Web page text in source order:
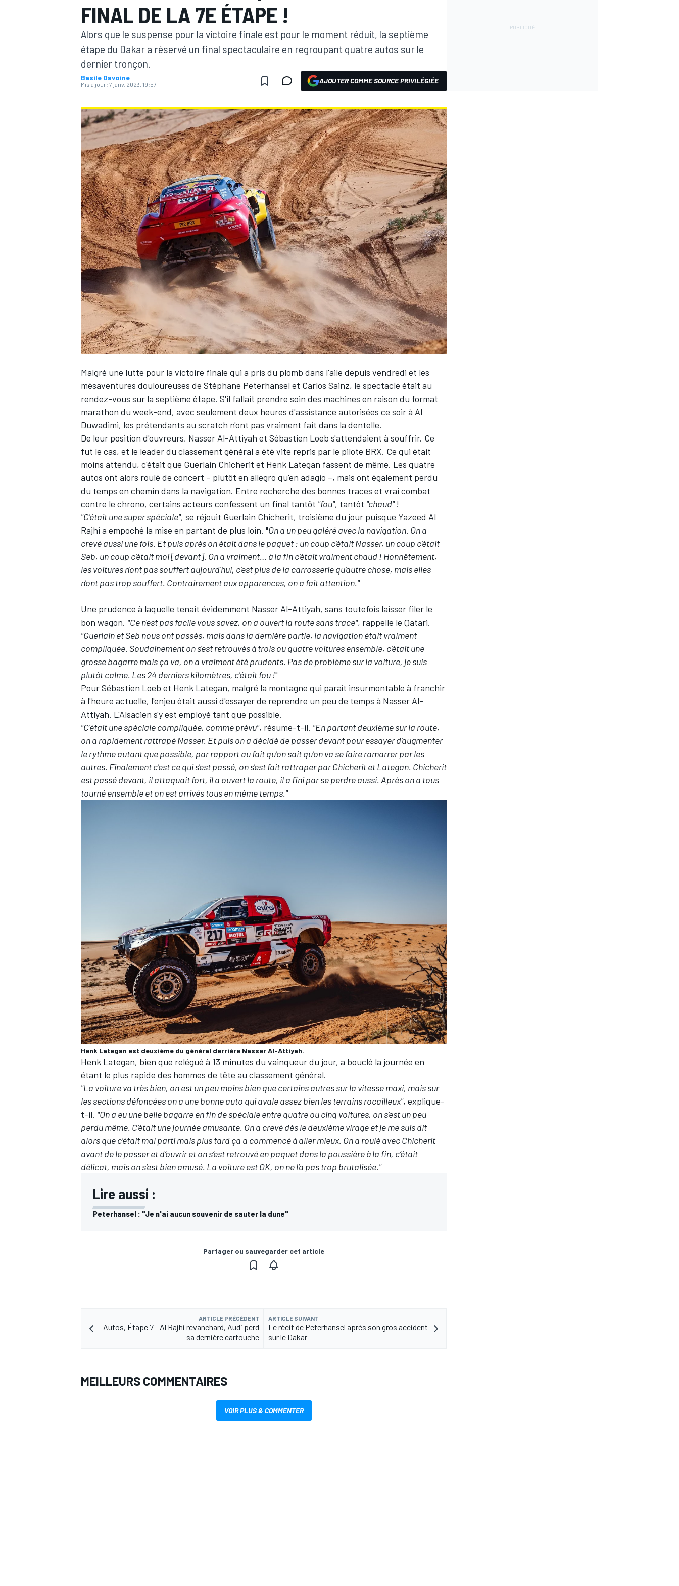
MOTOGP
WRC
WEC
AUTRES CHAMPIONNATS
FINAL DE LA 7E ÉTAPE !
Alors que le suspense pour la victoire finale est pour le moment réduit, la septième
étape du Dakar a réservé un final spectaculaire en regroupant quatre autos sur le
dernier tronçon.
Basile Davoine
Mis à jour: 7 janv. 2023, 19:57 AJOUTER COMME SOURCE PRIVILÉGIÉE
Malgré une lutte pour la victoire finale qui a pris du plomb dans l'aile depuis vendredi et les
mésaventures douloureuses de Stéphane Peterhansel et Carlos Sainz, le spectacle était au
rendez-vous sur la septième étape. S'il fallait prendre soin des machines en raison du format
marathon du week-end, avec seulement deux heures d'assistance autorisées ce soir à Al
Duwadimi, les prétendants au scratch n'ont pas vraiment fait dans la dentelle.
De leur position d'ouvreurs, Nasser Al-Attiyah et Sébastien Loeb s'attendaient à souffrir. Ce
fut le cas, et le leader du classement général a été vite repris par le pilote BRX. Ce qui était
moins attendu, c'était que Guerlain Chicherit et Henk Lategan fassent de même. Les quatre
autos ont alors roulé de concert – plutôt en allegro qu'en adagio –, mais ont également perdu
du temps en chemin dans la navigation. Entre recherche des bonnes traces et vrai combat
contre le chrono, certains acteurs confessent un final tantôt "fou", tantôt "chaud"!
"C'était une super spéciale", se réjouit Guerlain Chicherit, troisième du jour puisque Yazeed Al
Rajhi a empoché la mise en partant de plus loin. "On a un peu galéré avec la navigation. On a
crevé aussi une fois. Et puis après on était dans le paquet : un coup c'était Nasser, un coup c'était
Seb, un coup c'était moi [devant]. On a vraiment… à la fin c'était vraiment chaud ! Honnêtement,
les voitures n'ont pas souffert aujourd'hui, c'est plus de la carrosserie qu'autre chose, mais elles
n'ont pas trop souffert. Contrairement aux apparences, on a fait attention."
Une prudence à laquelle tenait évidemment Nasser Al-Attiyah, sans toutefois laisser filer le
bon wagon. "Ce n'est pas facile vous savez, on a ouvert la route sans trace", rappelle le Qatari.
"Guerlain et Seb nous ont passés, mais dans la dernière partie, la navigation était vraiment
compliquée. Soudainement on s'est retrouvés à trois ou quatre voitures ensemble, c'était une
grosse bagarre mais ça va, on a vraiment été prudents. Pas de problème sur la voiture, je suis
plutôt calme. Les 24 derniers kilomètres, c'était fou !"
Pour Sébastien Loeb et Henk Lategan, malgré la montagne qui paraît insurmontable à franchir
à l'heure actuelle, l'enjeu était aussi d'essayer de reprendre un peu de temps à Nasser Al-
Attiyah. L'Alsacien s'y est employé tant que possible.
"C'était une spéciale compliquée, comme prévu", résume-t-il. "En partant deuxième sur la route,
on a rapidement rattrapé Nasser. Et puis on a décidé de passer devant pour essayer d'augmenter
le rythme autant que possible, par rapport au fait qu'on sait qu'on va se faire ramarrer par les
autres. Finalement c'est ce qui s'est passé, on s'est fait rattraper par Chicherit et Lategan. Chicherit
est passé devant, il attaquait fort, il a ouvert la route, il a fini par se perdre aussi. Après on a tous
tourné ensemble et on est arrivés tous en même temps."
Henk Lategan est deuxième du général derrière Nasser Al-Attiyah.
Henk Lategan, bien que relégué à 13 minutes du vainqueur du jour, a bouclé la journée en
étant le plus rapide des hommes de tête au classement général.
"La voiture va très bien, on est un peu moins bien que certains autres sur la vitesse maxi, mais sur
les sections défoncées on a une bonne auto qui avale assez bien les terrains rocailleux", explique-
t-il. "On a eu une belle bagarre en fin de spéciale entre quatre ou cinq voitures, on s’est un peu
perdu même. C’était une journée amusante. On a crevé dès le deuxième virage et je me suis dit
alors que c’était mal parti mais plus tard ça a commencé à aller mieux. On a roulé avec Chicherit
avant de le passer et d’ouvrir et on s’est retrouvé en paquet dans la poussière à la fin, c’était
délicat, mais on s’est bien amusé. La voiture est OK, on ne l’a pas trop brutalisée."
Lire aussi :
Peterhansel : "Je n'ai aucun souvenir de sauter la dune"
Partager ou sauvegarder cet article
ARTICLE PRÉCÉDENT
Autos, Étape 7 - Al Rajhi revanchard, Audi perd
sa dernière cartouche
ARTICLE SUIVANT
Le récit de Peterhansel après son gros accident
sur le Dakar
MEILLEURS COMMENTAIRES
VOIR PLUS & COMMENTER